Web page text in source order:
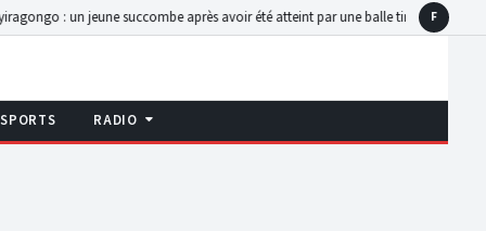
succombe après avoir été atteint par une balle tirée par un autodéfense
F
SPORTS RADIO